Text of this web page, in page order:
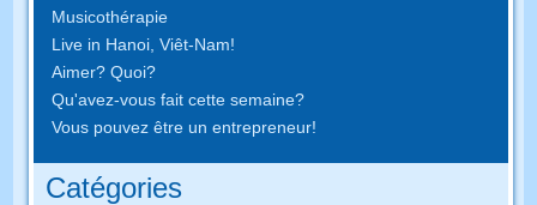
Musicothérapie
Live in Hanoi, Viêt-Nam!
Aimer? Quoi?
Qu'avez-vous fait cette semaine?
Vous pouvez être un entrepreneur!
Catégories